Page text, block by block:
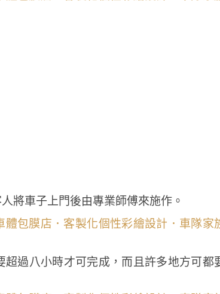
將車子上門後由專業師傅來施作。
過八小時才可完成，而且許多地方可都